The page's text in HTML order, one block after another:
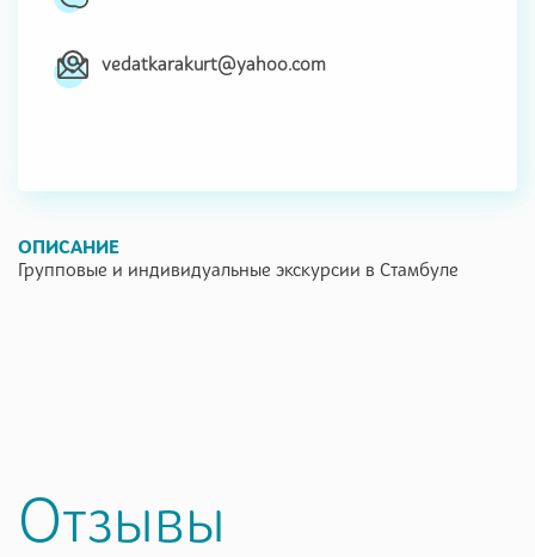
vedatkarakurt@yahoo.com
ОПИСАНИЕ
Групповые и индивидуальные экскурсии в Стамбуле
Отзывы